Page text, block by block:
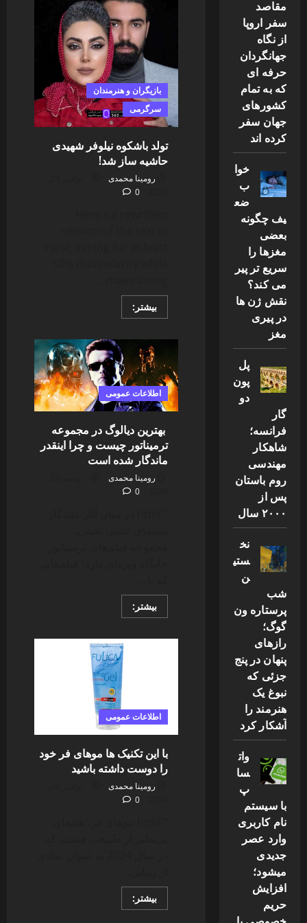
اکشن
“هیچکس
۲”
منتشر
شد
بازیگران و هنرمندان
سرگرمی
تولد باشکوه نیلوفر شهیدی
حاشیه ساز شد!
رومینا محمدی
0
بیشتر:Read
more
باشکوه
نیلوفر
شهیدی
حاشیه
ساز
شد!
اطلاعات عمومی
بهترین دیالوگ در مجموعه
ترمیناتور چیست و چرا اینقدر
ماندگار شده است
رومینا محمدی
0
بیشتر:Read
more
دیالوگ
مجموعه
ترمیناتور
چیست
چرا
اینقدر
ماندگار
شده
اطلاعات عمومی
با این تکنیک ها موهای فر خود
را دوست داشته باشید
رومینا محمدی
0
بیشتر:Read
more
مقاصد
سفر اروپا
از نگاه
جهانگردان
حرفه ای
که به تمام
کشورهای
جهان سفر
کرده اند
خوا
ب
ضع
یف چگونه
بعضی
مغزها را
سریع تر پیر
می کند؟
نقش ژن ها
در پیری
مغز
پل
پون
دو
گار
فرانسه؛
شاهکار
مهندسی
روم باستان
پس از
۲۰۰۰ سال
نخ
ستی
ن
شب
پرستاره ون
گوگ؛
رازهای
پنهان در پنج
جزئی که
نبوغ یک
هنرمند را
آشکار کرد
وات
سا
پ
با سیستم
نام کاربری
وارد عصر
جدیدی
میشود؛
افزایش
حریم